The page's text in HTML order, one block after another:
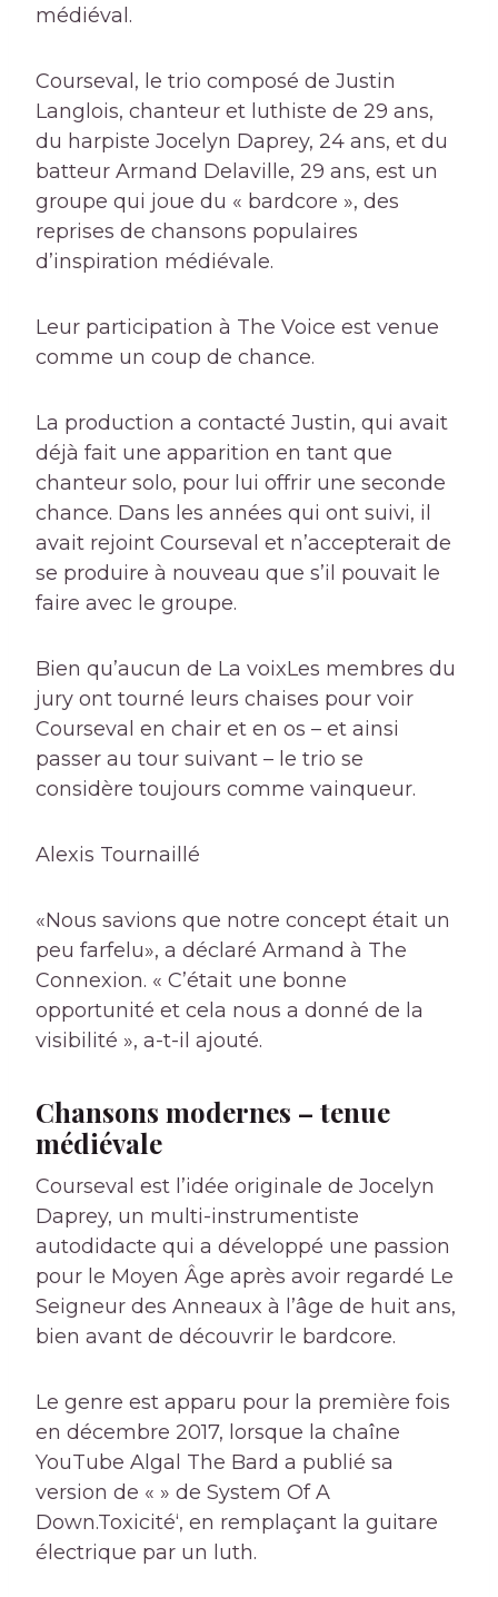
médiéval.
Courseval, le trio composé de Justin
Langlois, chanteur et luthiste de 29 ans,
du harpiste Jocelyn Daprey, 24 ans, et du
batteur Armand Delaville, 29 ans, est un
groupe qui joue du « bardcore », des
reprises de chansons populaires
d’inspiration médiévale.
Leur participation à The Voice est venue
comme un coup de chance.
La production a contacté Justin, qui avait
déjà fait une apparition en tant que
chanteur solo, pour lui offrir une seconde
chance. Dans les années qui ont suivi, il
avait rejoint Courseval et n’accepterait de
se produire à nouveau que s’il pouvait le
faire avec le groupe.
Bien qu’aucun de La voixLes membres du
jury ont tourné leurs chaises pour voir
Courseval en chair et en os – et ainsi
passer au tour suivant – le trio se
considère toujours comme vainqueur.
Alexis Tournaillé
«Nous savions que notre concept était un
peu farfelu», a déclaré Armand à The
Connexion. « C’était une bonne
opportunité et cela nous a donné de la
visibilité », a-t-il ajouté.
Chansons modernes – tenue
médiévale
Courseval est l’idée originale de Jocelyn
Daprey, un multi-instrumentiste
autodidacte qui a développé une passion
pour le Moyen Âge après avoir regardé Le
Seigneur des Anneaux à l’âge de huit ans,
bien avant de découvrir le bardcore.
Le genre est apparu pour la première fois
en décembre 2017, lorsque la chaîne
YouTube Algal The Bard a publié sa
version de « » de System Of A
Down.Toxicité‘, en remplaçant la guitare
électrique par un luth.